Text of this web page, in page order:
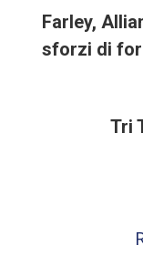
Farley,
sforzi di
Tri